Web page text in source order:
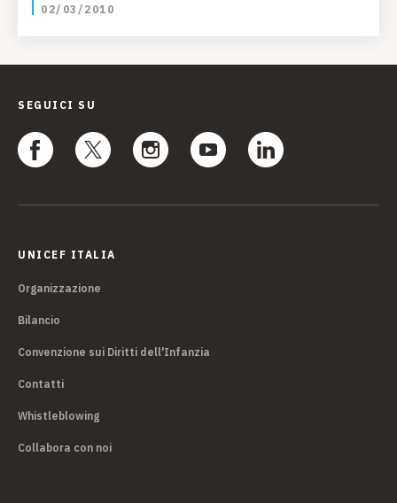
02/03/2010
SEGUICI SU
UNICEF ITALIA
Organizzazione
Bilancio
Convenzione sui Diritti dell'Infanzia
Contatti
Whistleblowing
Collabora con noi